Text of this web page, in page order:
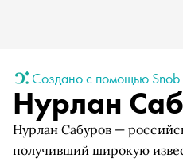
Создано с помощью Snob
Нурлан
Нурлан Сабуров —
получивший широкую